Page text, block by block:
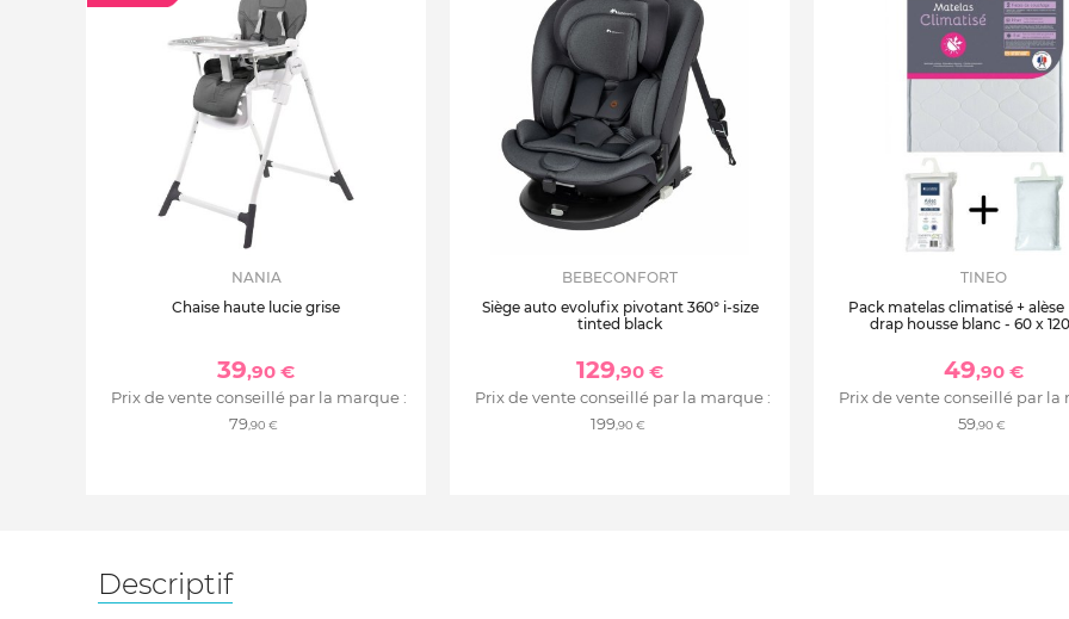
NANIA
Chaise haute lucie grise
39,90 €
Prix de vente conseillé par la marque :
79,90 €
BEBECONFORT
Siège auto evolufix pivotant 360° i-size
tinted black
129,90 €
Prix de vente conseillé par la marque :
199,90 €
TINEO
Pack matelas climatisé + alèse
drap housse blanc - 60 x
49,90 €
Prix de vente conseillé par la
59,90 €
Descriptif